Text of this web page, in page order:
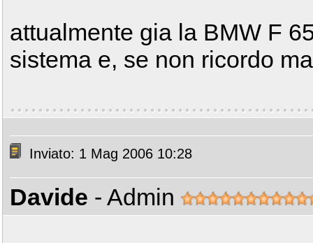
attualmente gia la BMW F
sistema e, se non ricordo
Inviato: 1 Mag 2006 10:28
Davide - Admin